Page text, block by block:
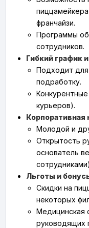
франчайзи.
Программы
сотрудников.
Гибкий график
Подходит для
подработку.
курьеров).
Корпоративная
Молодой и
Открытость
основатель
Льготы и
Скидки на
некоторых
Медицинская
руководящих